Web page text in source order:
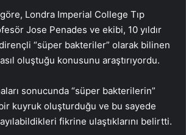
Londra Imperial College Tıp
Jose Penades ve ekibi, 10 yıldır
“süper bakteriler” olarak bilinen
oluştuğu konusunu araştırıyordu.
sonucunda “süper bakterilerin”
kuyruk oluşturduğu ve bu sayede
fikrine ulaştıklarını belirtti.